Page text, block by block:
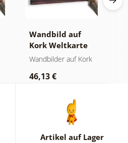
Wandbild auf
Kork Weltkarte
auf Holz
Wandbilder auf Kork
46,13 €
Artikel auf Lager